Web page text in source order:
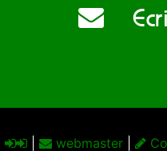
webmaster